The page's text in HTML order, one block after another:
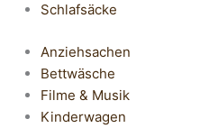
Schlafsäcke
Anziehsachen
Bettwäsche
Filme & Musik
Kinderwagen